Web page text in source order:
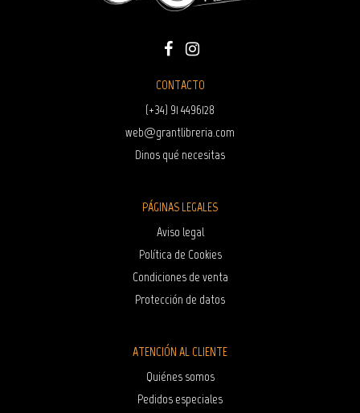
CONTACTO
(+34) 91 4496128
web@grantlibreria.com
Dinos qué necesitas
PÁGINAS LEGALES
Aviso legal
Política de Cookies
Condiciones de venta
Protección de datos
ATENCIÓN AL CLIENTE
Quiénes somos
Pedidos especiales